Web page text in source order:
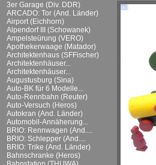
3er Garage (Div. DDR)
ARCADO: Tor (And. Länder)
Airport (Eichhorn)
Alpendorf III (Schowanek)
Ampelsteürung (VERO)
Apothekerwaage (Matador)
Architektenhaus (SFFischer)
Architektenhäuser...
Architektenhäuser...
Augustusburg (Sina)
Auto-BK für 6 Modelle...
Auto-Rennbahn (Reuter)
Auto-Versuch (Heros)
Autokran (And. Länder)
Automobil-Annäherung...
BRIO: Rennwagen (And....
BRIO: Schlepper (And....
BRIO: Trike (And. Länder)
Bahnschranke (Heros)